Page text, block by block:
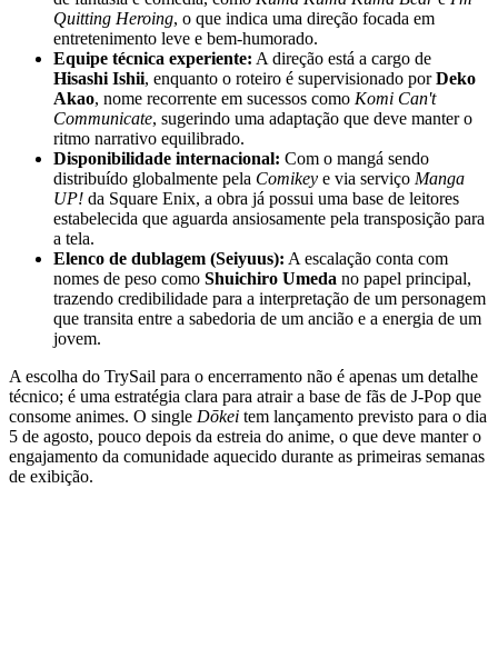
Quitting Heroing, o que indica uma direção focada em
entretenimento leve e bem-humorado.
Equipe técnica experiente: A direção está a cargo de
Hisashi Ishii, enquanto o roteiro é supervisionado porDeko
Akao, nome recorrente em sucessos como Komi Can't
Communicate, sugerindo uma adaptação que deve manter o
ritmo narrativo equilibrado.
Disponibilidade internacional: Com o mangá sendo
distribuído globalmente pela Comikey e via serviço Manga
UP! da Square Enix, a obra já possui uma base de leitores
estabelecida que aguarda ansiosamente pela transposição para
a tela.
Elenco de dublagem (Seiyuus): A escalação conta com
nomes de peso como Shuichiro Umeda no papel principal,
trazendo credibilidade para a interpretação de um personagem
que transita entre a sabedoria de um ancião e a energia de um
jovem.
A escolha do TrySail para o encerramento não é apenas um detalhe
técnico; é uma estratégia clara para atrair a base de fãs de J-Pop que
consome animes. O single Dōkei tem lançamento previsto para o dia
5 de agosto, pouco depois da estreia do anime, o que deve manter o
engajamento da comunidade aquecido durante as primeiras semanas
de exibição.